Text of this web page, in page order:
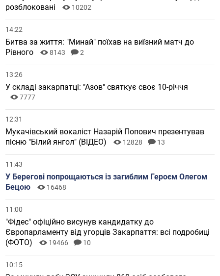
розблоковані
10202
14:22
Битва за життя: "Минай" поїхав на виїзний матч до
Рівного
8143 2
13:26
У складі закарпатці: "Азов" святкує своє 10-річчя
7777
12:31
Мукачівський вокаліст Назарій Попович презентував
пісню "Білий янгол" (ВІДЕО)
12828 13
11:43
У Берегові попрощаються із загиблим Героєм Олегом
Бецою
16468
11:00
"Фідес" офіційно висунув кандидатку до
Європарламенту від угорців Закарпаття: всі подробиці
(ФОТО)
19466 10
10:15